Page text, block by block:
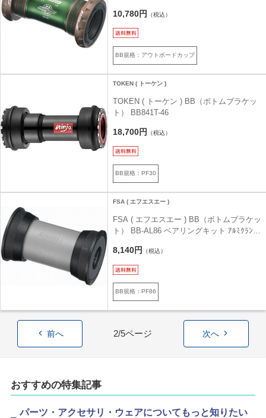
10,780円 （税込）
BB規格：アウトボードカップ
TOKEN ( トーケン )
TOKEN ( トーケン ) BB（ボトムブラケッ
ト） BB841T-46
18,700円 （税込）
BB規格：PF30
FSA ( エフエスエー )
FSA ( エフエスエー ) BB（ボトムブラケッ
ト） BB-AL86 ベアリングキット ｱﾙﾐｸﾗﾝｸ
8,140円 （税込）
BB規格：PF86
前へ 2/5ページ 次へ
おすすめの特集記事
パーツ・アクセサリ・ウェアについてもっと知りたい